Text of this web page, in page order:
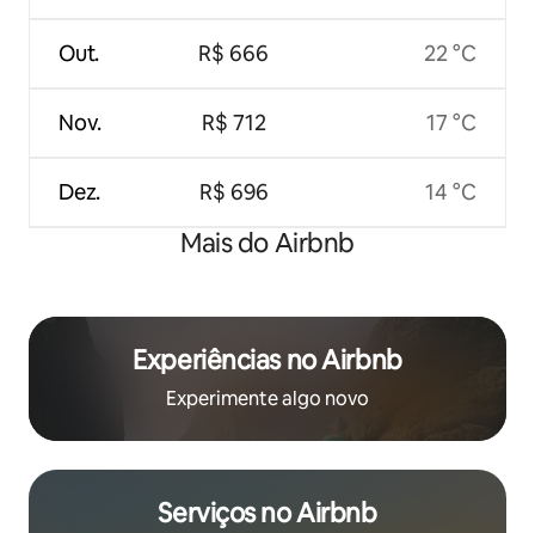
Out.
Nov.
Dez.
R$ 666
R$ 712
R$ 696
22 °C
17 °C
14 °C
Mais do Airbnb
Experiências no Airbnb
Experimente algo novo
Serviços no Airbnb